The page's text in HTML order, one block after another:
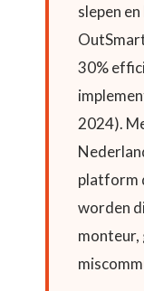
slepen
30%
2024).
platform
worden
monteur,